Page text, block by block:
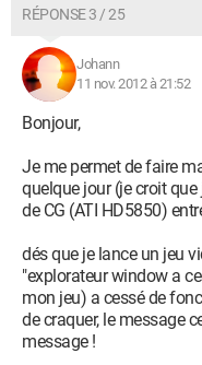
RÉPONSE 3 / 25
Johann
11 nov. 2012 à 21:52
Bonjour,
Je me permet de faire
quelque jour (je croit
de CG (ATI HD5850)
dés que je lance un jeu
"explorateur window a
mon jeu) a cessé de
de craquer, le message
message !